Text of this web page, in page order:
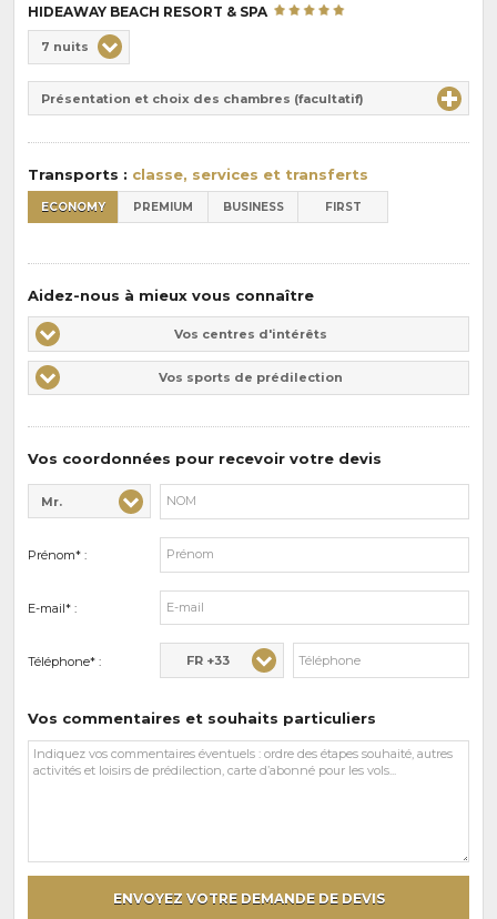
HIDEAWAY BEACH RESORT & SPA
de
pension
:
Durée
7 nuits
Présentation et choix des chambres (facultatif)
Transports : classe, services et transferts
ECONOMY PREMIUM BUSINESS FIRST
Aidez-nous à mieux vous connaître
Vos
centres
d'intérêts
Vos centres d'intérêts
Vos
sports
Vos sports de prédilection
Vos coordonnées pour recevoir votre devis
Civilité* :
Mr.
Nom* :
Prénom* :
E-mail* :
Téléphone* : FR +33
Vos commentaires et souhaits particuliers
Vos
commentaires
ENVOYEZ VOTRE DEMANDE DE DEVIS